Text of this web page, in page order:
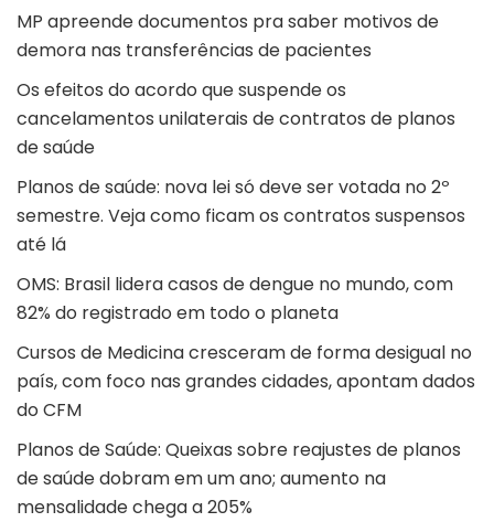
MP apreende documentos pra saber motivos de
demora nas transferências de pacientes
Os efeitos do acordo que suspende os
cancelamentos unilaterais de contratos de planos
de saúde
Planos de saúde: nova lei só deve ser votada no 2º
semestre. Veja como ficam os contratos suspensos
até lá
OMS: Brasil lidera casos de dengue no mundo, com
82% do registrado em todo o planeta
Cursos de Medicina cresceram de forma desigual no
país, com foco nas grandes cidades, apontam dados
do CFM
Planos de Saúde: Queixas sobre reajustes de planos
de saúde dobram em um ano; aumento na
mensalidade chega a 205%